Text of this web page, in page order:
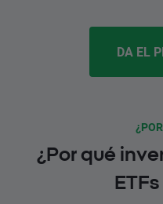
DA EL
¿Por qué